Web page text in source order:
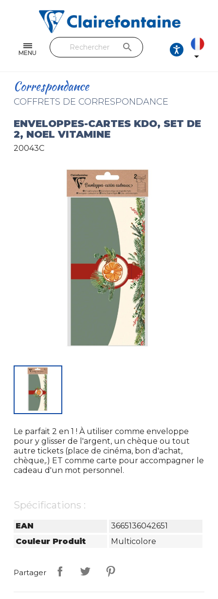
MENU
Feuilles & Copies
Beaux-arts & Dessin
Loisirs créatifs
Cuir & trousses
Toutes les collections
search

Correspondance
COFFRETS DE CORRESPONDANCE
ENVELOPPES-CARTES KDO, SET DE
2, NOEL VITAMINE
20043C
Le parfait 2 en 1 ! À utiliser comme enveloppe
pour y glisser de l'argent, un chèque ou tout
autre tickets (place de cinéma, bon d'achat,
chèque,.) ET comme carte pour accompagner le
cadeau d'un mot personnel.
Spécifications :
EAN
3665136042651
Couleur Produit
Multicolore
Partager